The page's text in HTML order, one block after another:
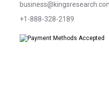
+1-888-328-2189